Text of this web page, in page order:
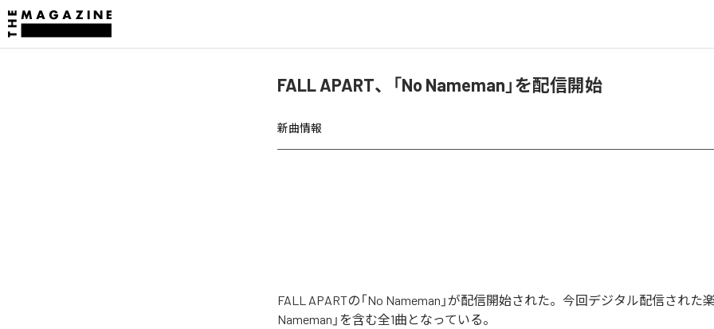
FALL APART、「No Nameman」を配信開始
新曲情報
FALL APARTの「No Nameman」が配信開始された。今回デジタル配信された
Nameman」を含む全1曲となっている。